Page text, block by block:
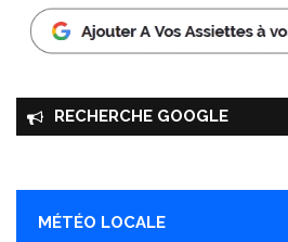
RECHERCHE GOOGLE
MÉTÉO LOCALE